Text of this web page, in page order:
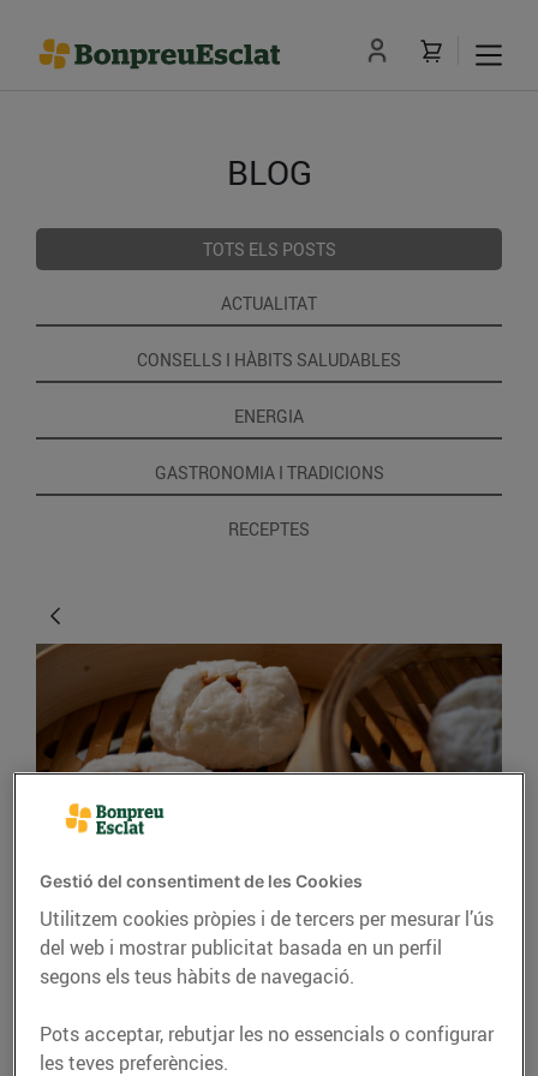
BLOG
TOTS ELS POSTS
ACTUALITAT
CONSELLS I HÀBITS SALUDABLES
ENERGIA
GASTRONOMIA I TRADICIONS
RECEPTES
CONSELLS I HÀBITS SALUDABLES
Cuinar al vapor
Cuinar al vapor és una de les
maneres més saludables que
hi ha de coure els aliments i
Gestió del consentiment de les Cookies
Utilitzem cookies pròpies i de tercers per mesurar l’ús
del web i mostrar publicitat basada en un perfil
segons els teus hàbits de navegació.
Pots acceptar, rebutjar les no essencials o configurar
les teves preferències.